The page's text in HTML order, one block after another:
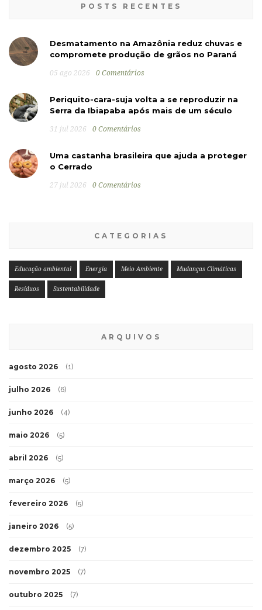
POSTS RECENTES
Desmatamento na Amazônia reduz chuvas e
compromete produção de grãos no Paraná
05 ago 2026 0 Comentários
Periquito-cara-suja volta a se reproduzir na
Serra da Ibiapaba após mais de um século
31 jul 2026 0 Comentários
Uma castanha brasileira que ajuda a proteger
o Cerrado
27 jul 2026 0 Comentários
CATEGORIAS
Educação ambiental Energia Meio Ambiente Mudanças Climáticas
Resíduos Sustentabilidade
ARQUIVOS
agosto 2026 (1)
julho 2026 (6)
junho 2026 (4)
maio 2026 (5)
abril 2026 (5)
março 2026 (5)
fevereiro 2026 (5)
janeiro 2026 (5)
dezembro 2025 (7)
novembro 2025 (7)
outubro 2025 (7)